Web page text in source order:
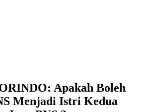
Apakah Boleh
Menjadi Istri Kedua